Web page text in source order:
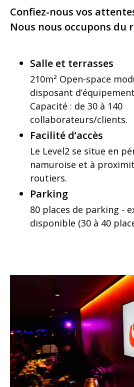
Confiez-nous vos
Nous nous occupons du
Salle et terrasses
210m² Open-space
disposant
Capacité : de 30 à 140
collaborateurs/clients.
Facilité d’accès
Le Level2 se situe en
namuroise et à
routiers.
Parking
80 places de parking -
disponible (30 à 40